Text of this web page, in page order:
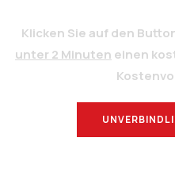
Klicken Sie auf den
unter 2 Minuten einen